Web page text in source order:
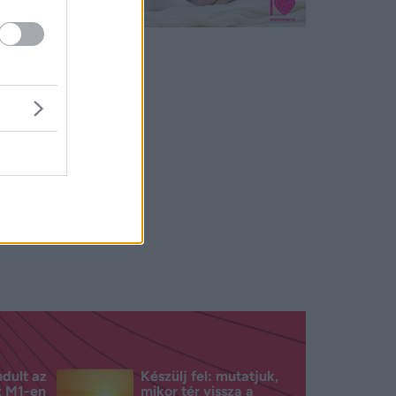
lévők
az
M1-en
Készülj fel: mutatjuk,
mikor tér vissza a